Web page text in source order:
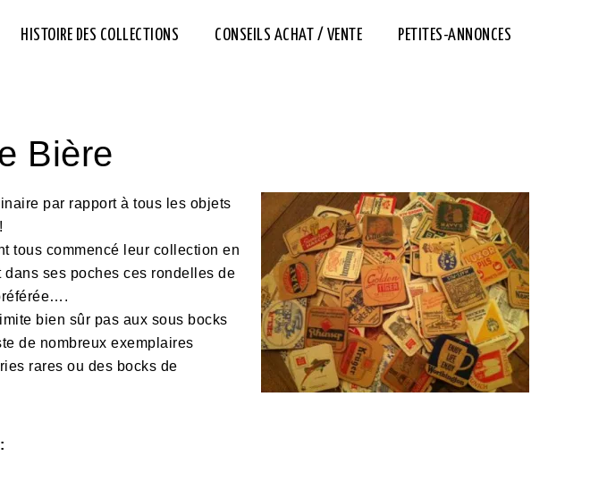
HISTOIRE DES COLLECTIONS CONSEILS ACHAT / VENTE PETITES-ANNONCES
Bière
par rapport à tous les objets
tous commencé leur collection en
ses poches ces rondelles de
bien sûr pas aux sous bocks
de nombreux exemplaires
rares ou des bocks de